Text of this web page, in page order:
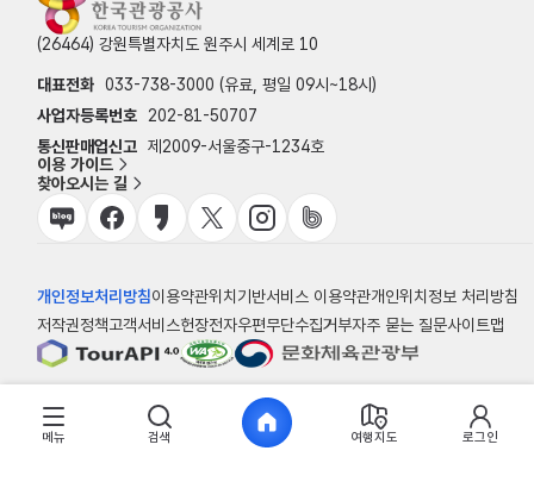
(26464) 강원특별자치도 원주시 세계로 10
대표전화 033-738-3000 (유료, 평일 09시~18시)
사업자등록번호
202-81-50707
통신판매업신고 제2009-서울중구-1234호
이용 가이드
찾아오시는 길
개인정보처리방침이용약관위치기반서비스 이용약관개인위치정보 처리방침
저작권정책고객서비스헌장전자우편무단수집거부자주 묻는 질문사이트맵
© 한국관광공사
메뉴 검색 여행지도 로그인